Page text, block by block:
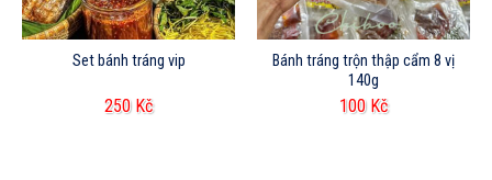
Set bánh tráng vip
250 Kč
Bánh tráng trộn thập cẩm 8 vị
140g
100 Kč